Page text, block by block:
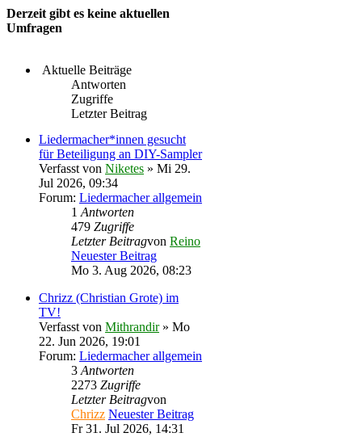
Derzeit gibt es keine aktuellen
Umfragen
Aktuelle Beiträge
Antworten
Zugriffe
Letzter Beitrag
Liedermacher*innen gesucht
für Beteiligung an DIY-Sampler
Verfasst von Niketes » Mi 29.
Jul 2026, 09:34
Forum: Liedermacher allgemein
1 Antworten
479 Zugriffe
Letzter Beitragvon Reino
Neuester Beitrag
Mo 3. Aug 2026, 08:23
Chrizz (Christian Grote) im
TV!
Verfasst von Mithrandir» Mo
22. Jun 2026, 19:01
Forum: Liedermacher allgemein
3 Antworten
2273 Zugriffe
Letzter Beitragvon
Chrizz Neuester Beitrag
Fr 31. Jul 2026, 14:31